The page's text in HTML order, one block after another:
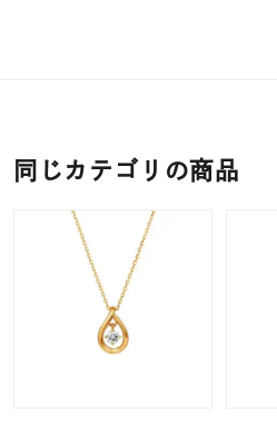
同じカテゴリの商品